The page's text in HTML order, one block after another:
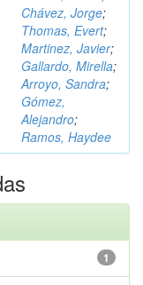
Chávez, Jorge;
Thomas, Evert;
Martinez, Javier;
Gallardo, Mirella;
Arroyo, Sandra;
Gómez,
Alejandro;
Ramos, Haydee
1